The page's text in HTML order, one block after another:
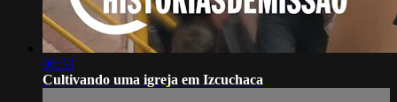
06:53
Cultivando uma igreja em Izcuchaca